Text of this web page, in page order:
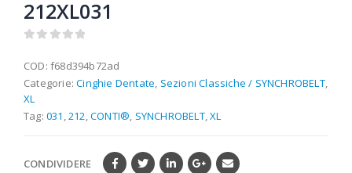
212XL031
COD: f68d394b72ad
Categorie:Cinghie Dentate Sezioni Classiche / SYNCHROBELT,
XL
Tag: 031 ,212 ,CONTI® SYNCHROBELT,XL
CONDIVIDERE